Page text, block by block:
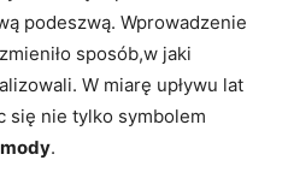
‍podeszwą. Wprowadzenie
sposób,w jaki
W ⁢miarę upływu lat⁤
się nie ⁤tylko symbolem
.